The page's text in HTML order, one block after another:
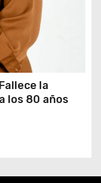
la
los 80 años